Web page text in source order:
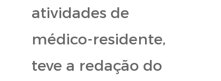
atividades de
médico-residente,
teve a redação do